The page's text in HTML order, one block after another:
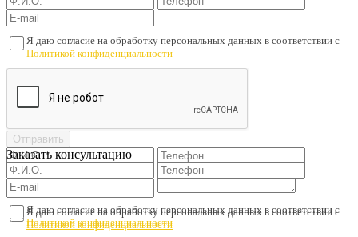
Я даю согласие на обработку персональных данных в соответствии с
Политикой конфиденциальности
Заказать консультацию
Я даю согласие на обработку персональных данных в соответствии с
Политикой конфиденциальности
Я даю согласие на обработку персональных данных в соответствии с
Политикой конфиденциальности